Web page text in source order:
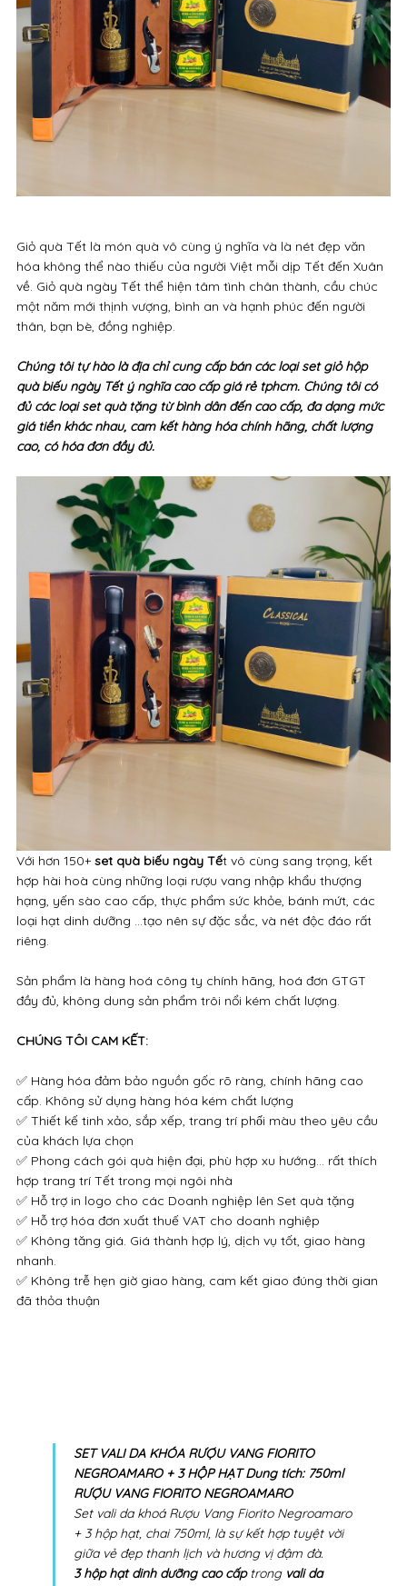
Giỏ quà Tết là món quà vô cùng ý nghĩa và là nét đẹp văn
hóa không thể nào thiếu của người Việt mỗi dịp Tết đến Xuân
về. Giỏ quà ngày Tết thể hiện tâm tình chân thành, cầu chúc
một năm mới thịnh vượng, bình an và hạnh phúc đến người
thân, bạn bè, đồng nghiệp.
Chúng tôi tự hào là địa chỉ cung cấp bán các loại set giỏ hộp
quà biếu ngày Tết ý nghĩa cao cấp giá rẻ tphcm. Chúng tôi có
đủ các loại set quà tặng từ bình dân đến cao cấp, đa dạng mức
giá tiền khác nhau, cam kết hàng hóa chính hãng, chất lượng
cao, có hóa đơn đầy đủ.
Với hơn 150+set quà biếu ngày Tết vô cùng sang trọng, kết
hợp hài hoà cùng những loại rượu vang nhập khẩu thượng
hạng, yến sào cao cấp, thực phẩm sức khỏe, bánh mứt, các
loại hạt dinh dưỡng ...tạo nên sự đặc sắc, và nét độc đáo rất
riêng.
Sản phẩm là hàng hoá công ty chính hãng, hoá đơn GTGT
đầy đủ, không dung sản phẩm trôi nổi kém chất lượng.
CHÚNG TÔI CAM KẾT:
✅ Hàng hóa đảm bảo nguồn gốc rõ ràng, chính hãng cao
cấp. Không sử dụng hàng hóa kém chất lượng
✅ Thiết kế tinh xảo, sắp xếp, trang trí phối màu theo yêu cầu
của khách lựa chọn
✅ Phong cách gói quà hiện đại, phù hợp xu hướng… rất thích
hợp trang trí Tết trong mọi ngôi nhà
✅ Hỗ trợ in logo cho các Doanh nghiệp lên Set quà tặng
✅ Hỗ trợ hóa đơn xuất thuế VAT cho doanh nghiệp
✅ Không tăng giá. Giá thành hợp lý, dịch vụ tốt, giao hàng
nhanh.
✅ Không trễ hẹn giờ giao hàng, cam kết giao đúng thời gian
đã thỏa thuận
SET VALI DA KHÓA RƯỢU VANG FIORITO
NEGROAMARO + 3 HỘP HẠT Dung tích: 750ml
RƯỢU VANG FIORITO NEGROAMARO
Set vali da khoá Rượu Vang Fiorito Negroamaro
+ 3 hộp hạt, chai 750ml, là sự kết hợp tuyệt vời
giữa vẻ đẹp thanh lịch và hương vị đậm đà.
3 hộp hạt dinh dưỡng cao cấptrong vali da